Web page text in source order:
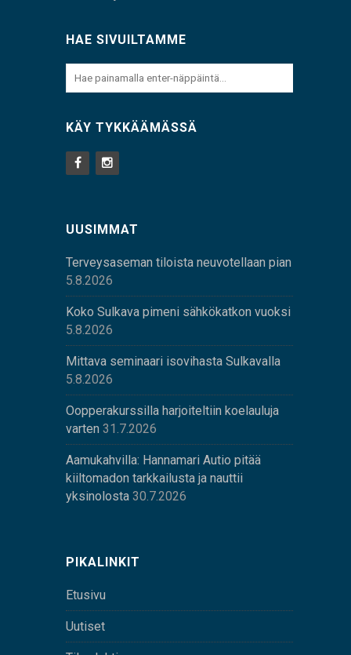
HAE SIVUILTAMME
KÄY TYKKÄÄMÄSSÄ
UUSIMMAT
Terveysaseman tiloista neuvotellaan pian
5.8.2026
Koko Sulkava pimeni sähkökatkon vuoksi
5.8.2026
Mittava seminaari isovihasta Sulkavalla
5.8.2026
Oopperakurssilla harjoiteltiin koelauluja
varten 31.7.2026
Aamukahvilla: Hannamari Autio pitää
kiiltomadon tarkkailusta ja nauttii
yksinolosta 30.7.2026
PIKALINKIT
Etusivu
Uutiset